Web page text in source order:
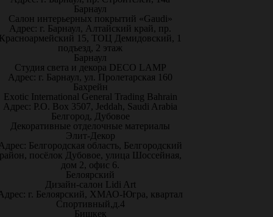
Барнаул
Салон интерьерных покрытий «Gaudi»
Адрес: г. Барнаул, Алтайский край, пр.
15, ТОЦ Демидовский, 1
подъезд, 2 этаж
Барнаул
Студия света и декора DECO LAMP
Адрес: г. Барнаул, ул. Пролетарская 160
Бахрейн
Exotic International General Trading Bahrain
Адрес: P.O. Box 3507, Jeddah, Saudi Arabia
Белгород, Дубовое
Декоративные отделочные материалы
Элит-Декор
Белгородская область, Белгородский
посёлок Дубовое, улица Шоссейная,
дом 2, офис 6.
Белоярский
Дизайн-салон Lidi Art
г. Белоярский, ХМАО-Югра, квартал
Спортивный,д.4
Бишкек